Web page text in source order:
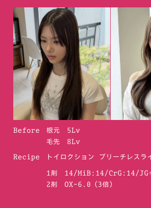
Before
根元 5Lv
毛先 8Lv
Recipe トイロクション ブリーチレスラ
1剤 14/MiB:14/CrG:14/JG
2剤 OX-6.0（3倍）